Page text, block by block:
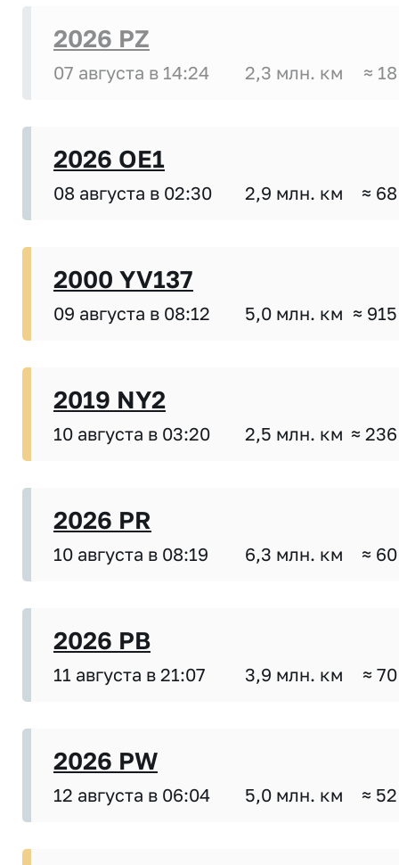
2026 PZ
07 августа в 14:24 2,3 млн. км ≈
2026 OE1
08 августа в 02:30 2,9 млн. км ≈
2000 YV137
09 августа в 08:12 5,0 млн. км ≈
2019 NY2
10 августа в 03:20 2,5 млн. км ≈
2026 PR
10 августа в 08:19 6,3 млн. км ≈
2026 PB
11 августа в 21:07 3,9 млн. км ≈
2026 PW
12 августа в 06:04 5,0 млн. км ≈